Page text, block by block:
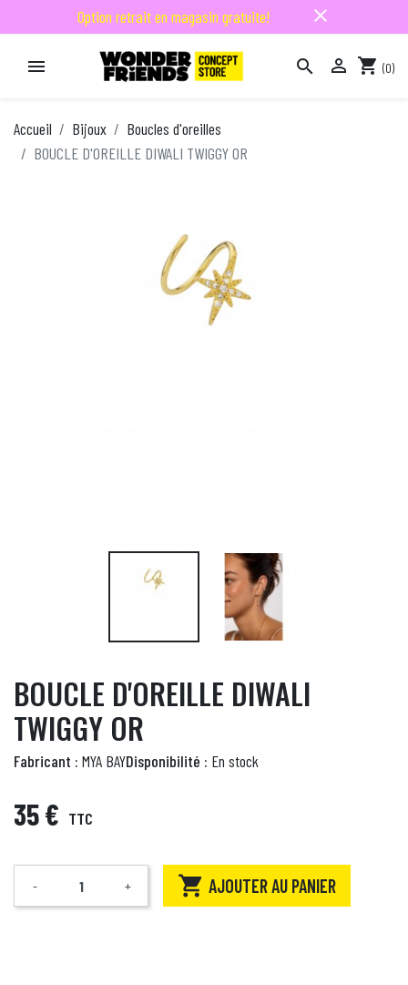
Option retrait en magasin gratuite! close
   shopping_cart (0)
Accueil Bijoux
Boucles d'oreilles
BOUCLE D'OREILLE DIWALI TWIGGY OR
BOUCLE D'OREILLE DIWALI
TWIGGY OR
Fabricant : MYA BAYDisponibilité : En stock
35 € TTC
Quantité
- +  AJOUTER AU PANIER